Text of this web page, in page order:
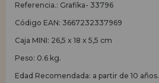
Referencia.: Grafika- 33796
Código EAN: 3667232337969
Caja MINI: 26,5 x 18 x 5,5 cm
Peso: 0.6 kg.
Edad Recomendada: a partir de 10 años.